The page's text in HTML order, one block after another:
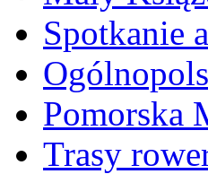
Spotkanie
Pomorska
Trasy